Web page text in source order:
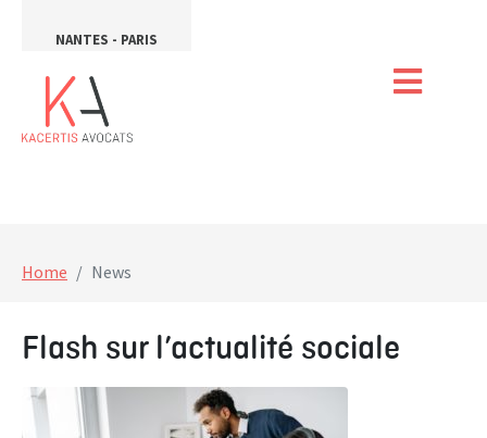
NANTES - PARIS
Home News
Flash sur l’actualité sociale